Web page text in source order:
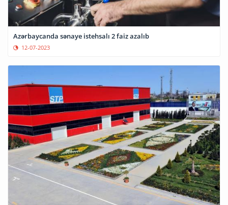
Azərbaycanda sənaye istehsalı 2 faiz azalıb
12-07-2023